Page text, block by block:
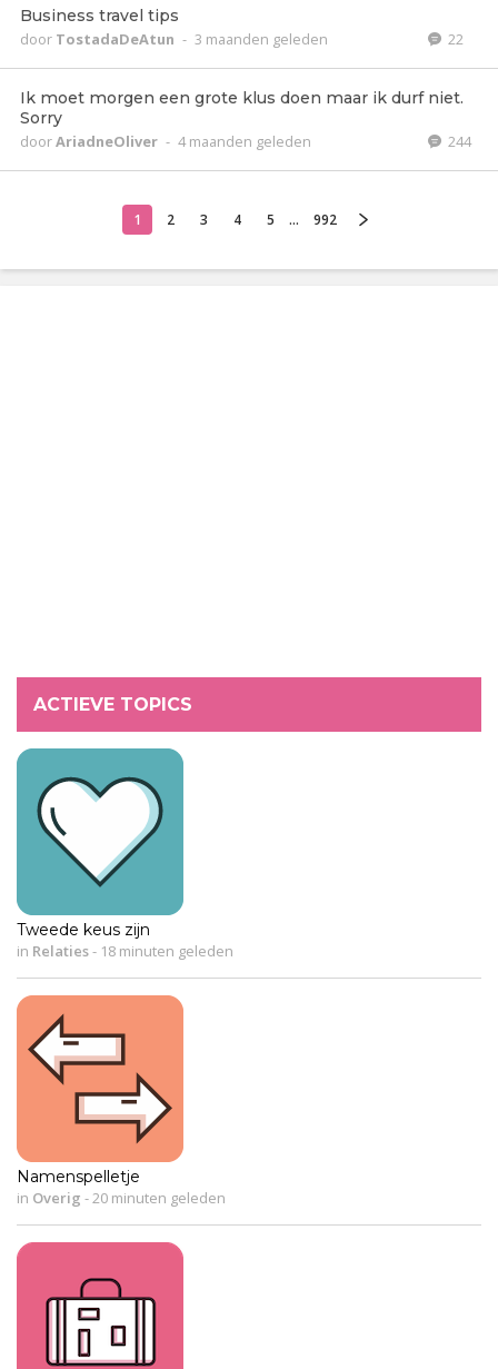
Business travel tips
door TostadaDeAtun - 3 maanden geleden 22
Ik moet morgen een grote klus doen maar ik durf niet.
Sorry
doorAriadneOliver - 4 maanden geleden 244
1 2 3 4 5 ... 992
ACTIEVE TOPICS
Tweede keus zijn
in Relaties- 18 minuten geleden
Namenspelletje
in Overig - 20 minuten geleden